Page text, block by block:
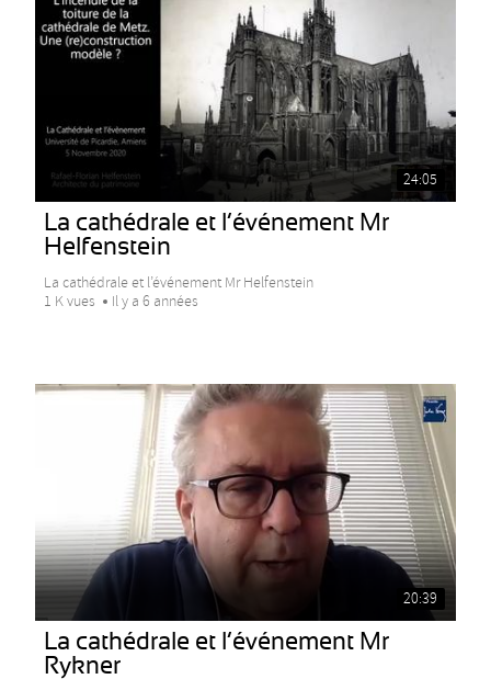
24:05
La cathédrale et l’événement Mr
Helfenstein
La cathédrale et l’événement Mr Helfenstein
1 K vues
Il y a 6 années
20:39
La cathédrale et l’événement Mr
Rykner